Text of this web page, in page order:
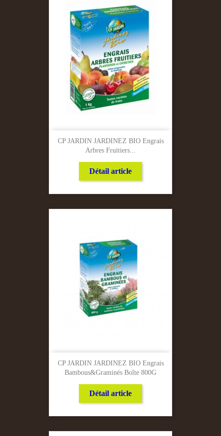
CP JARDIN JARDINEZ BIO Engrais
Arbres Fruitiers...
Détail article
CP JARDIN JARDINEZ BIO Engrais
Bambous&graminés Boîte 800G
Détail article